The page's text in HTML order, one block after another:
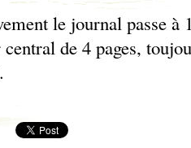
le journal passe à
central de 4 pages,